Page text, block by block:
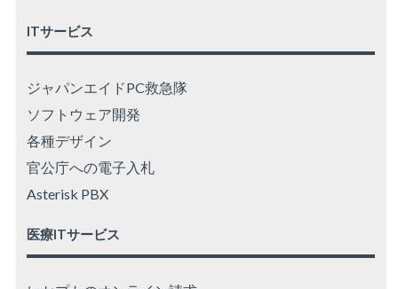
ITサービス
ジャパンエイドPC救急隊
ソフトウェア開発
各種デザイン
官公庁への電子入札
Asterisk PBX
医療ITサービス